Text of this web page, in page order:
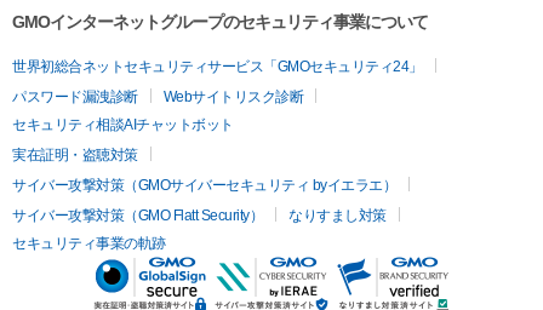
GMOインターネットグループのセキュリティ事業について
世界初総合ネットセキュリティサービス「GMOセキュリティ24」
パスワード漏洩診断
Webサイトリスク診断
セキュリティ相談AIチャットボット
実在証明・盗聴対策
サイバー攻撃対策（GMOサイバーセキュリティ byイエラエ）
サイバー攻撃対策（GMO Flatt Security）
なりすまし対策
セキュリティ事業の軌跡